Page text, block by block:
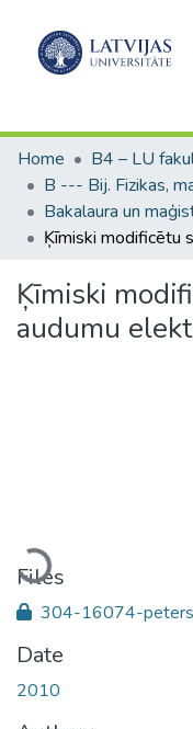
Home
Ķīmiski
audumu
Loading...
Files
304-16074-
Date
2010